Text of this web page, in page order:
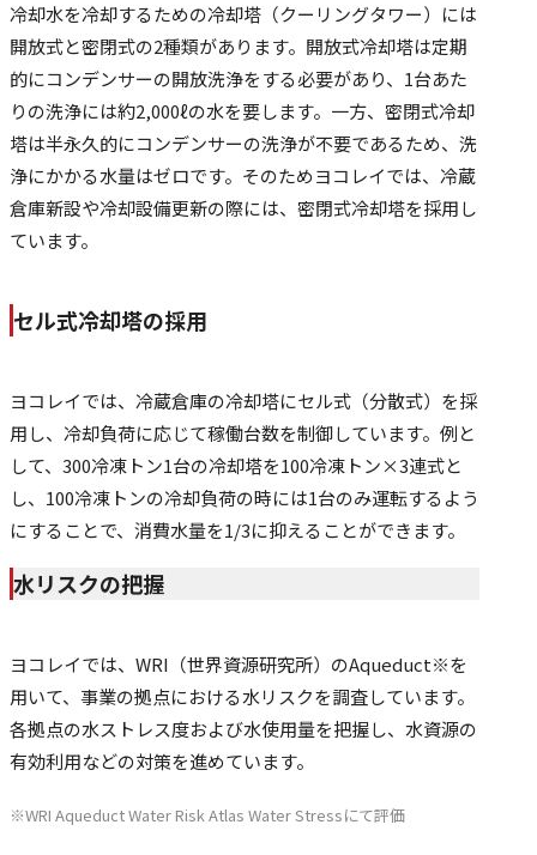
冷却水を冷却するための冷却塔（クーリングタワー）には
開放式と密閉式の2種類があります。開放式冷却塔は定期
的にコンデンサーの開放洗浄をする必要があり、1台あた
りの洗浄には約2,000ℓの水を要します。一方、密閉式冷却
塔は半永久的にコンデンサーの洗浄が不要であるため、洗
浄にかかる水量はゼロです。そのためヨコレイでは、冷蔵
倉庫新設や冷却設備更新の際には、密閉式冷却塔を採用し
ています。
セル式冷却塔の採用
ヨコレイでは、冷蔵倉庫の冷却塔にセル式（分散式）を採
用し、冷却負荷に応じて稼働台数を制御しています。例と
して、300冷凍トン1台の冷却塔を100冷凍トン×3連式と
し、100冷凍トンの冷却負荷の時には1台のみ運転するよう
にすることで、消費水量を1/3に抑えることができます。
水リスクの把握
ヨコレイでは、WRI（世界資源研究所）のAqueduct※を
用いて、事業の拠点における水リスクを調査しています。
各拠点の水ストレス度および水使用量を把握し、水資源の
有効利用などの対策を進めています。
WRI Aqueduct Water Risk Atlas Water Stressにて評価